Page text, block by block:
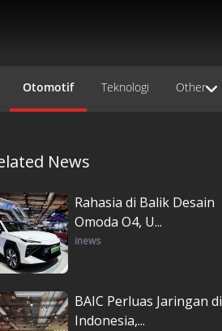
Otomotif Teknologi Other
News
Rahasia di Balik Desain
Omoda O4, U...
inews
BAIC Perluas Jaringan di
Indonesia,...